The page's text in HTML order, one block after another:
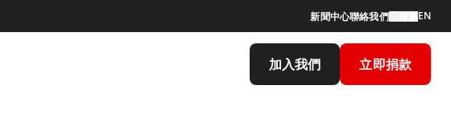
新聞中心聯絡我們 EN
加入我們 立即捐款